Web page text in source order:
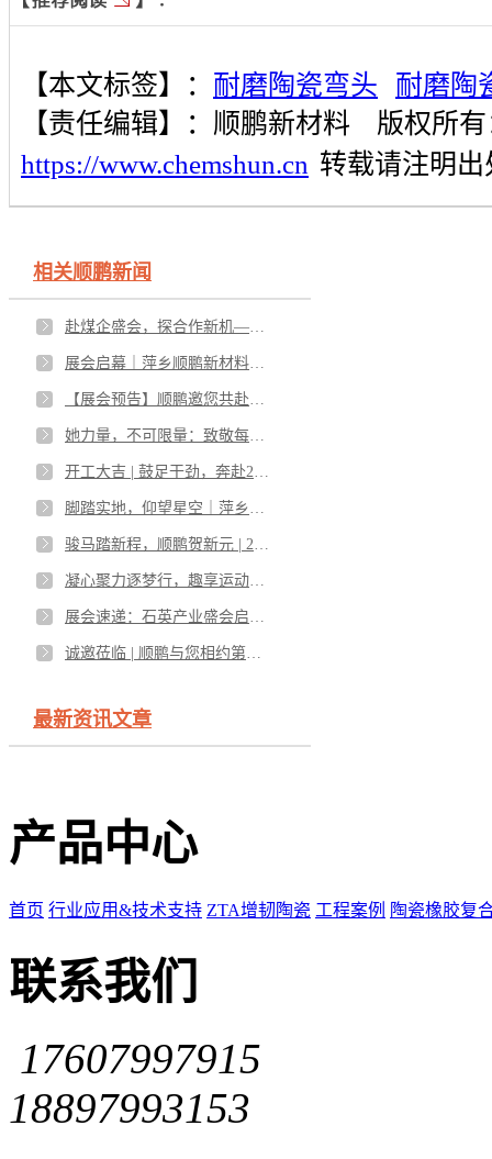
【本文标签】： 耐磨陶瓷弯头
耐磨陶
【责任编辑】： 顺鹏新材料
版权所
https://www.chemshun.cn 转载请注明出
相关顺鹏新闻
赴煤企盛会，探合作新机——萍乡顺鹏邀您莅临太原煤炭能源展C4馆A325
展会启幕｜萍乡顺鹏新材料亮相第18届粉末冶金及先进陶瓷展，L088展位邀您共赴创新之约！
【展会预告】顺鹏邀您共赴先进陶瓷展览会
她力量，不可限量：致敬每一个发光的你——女神节快乐
开工大吉 | 鼓足干劲，奔赴2026！
脚踏实地，仰望星空｜萍乡顺鹏新材料 2025 年度总结表彰会暨 2026 迎新年会圆满落幕
骏马踏新程，顺鹏贺新元 | 2026，与您共赴崭新篇章
凝心聚力逐梦行，趣享运动绽芳华—萍乡顺鹏新材料第六届趣味运动会圆满落幕
展会速递：石英产业盛会启幕，顺鹏新材料重磅参展！
诚邀莅临 | 顺鹏与您相约第九届全国石英大会
最新资讯文章
产品中心
首页 行业应用&技术支持 ZTA增韧陶瓷 工程案例 陶瓷橡胶复
联系我们
17607997915
18897993153